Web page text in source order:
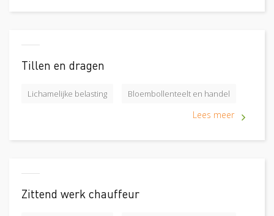
Tillen en dragen
Lichamelijke belasting Bloembollenteelt en handel
Lees meer
Zittend werk chauffeur